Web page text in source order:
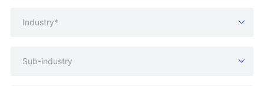
Industry*
Sub-industry